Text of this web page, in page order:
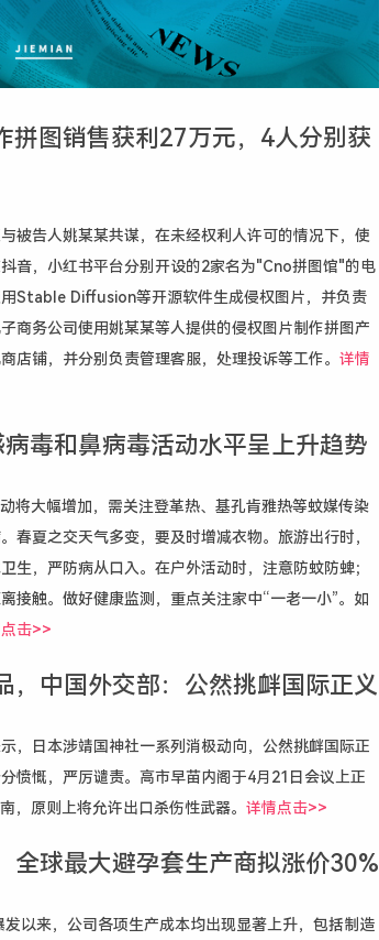
拼图销售获利27万元，4人分别获
被告人姚某某共谋，在未经权利人许可的情况下，使
音，小红书平台分别开设的2家名为"Cno拼图馆"的电
Stable Diffusion等开源软件生成侵权图片，并负责
商务公司使用姚某某等人提供的侵权图片制作拼图产
店铺，并分别负责管理客服，处理投诉等工作。 详情
毒和鼻病毒活动水平呈上升趋势
将大幅增加，需关注登革热、基孔肯雅热等蚊媒传染
春夏之交天气多变，要及时增减衣物。旅游出行时，
生，严防病从口入。在户外活动时，注意防蚊防蜱；
接触。做好健康监测，重点关注家中“一老一小”。如
击>>
，中国外交部：公然挑衅国际正义
，日本涉靖国神社一系列消极动向，公然挑衅国际正
愤慨，严厉谴责。 高市早苗内阁于4月21日会议上正
，原则上将允许出口杀伤性武器。 详情点击>>
全球最大避孕套生产商拟涨价30%
以来，公司各项生产成本均出现显著上升，包括制造